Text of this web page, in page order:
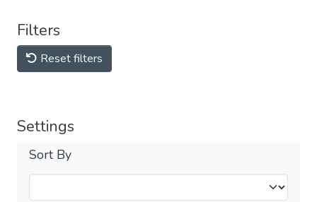
Filters
Reset filters
Settings
Sort By